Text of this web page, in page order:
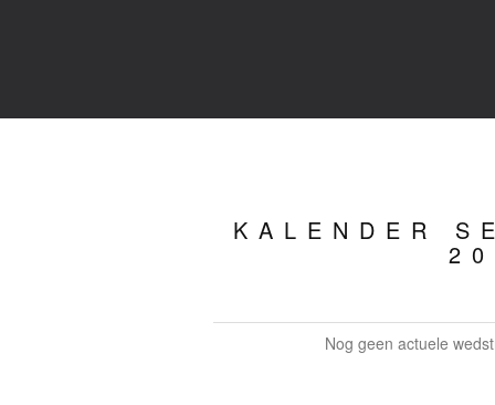
KALENDER
Nog geen actuele